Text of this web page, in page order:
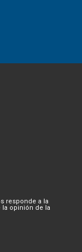
responde a la
opinión de la